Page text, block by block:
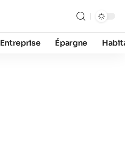
Entreprise Épargne